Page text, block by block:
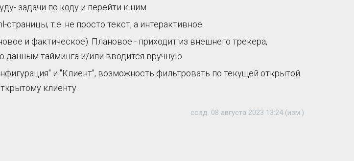
задачи по коду и перейти к ним
т.е. не просто текст, а интерактивное
и фактическое). Плановое - приходит из внешнего трекера,
данным тайминга и/или вводится вручную
и "Клиент", возможность фильтровать по текущей открытой
клиенту.
созд. 08 августа 2023 13:24 (изм.)